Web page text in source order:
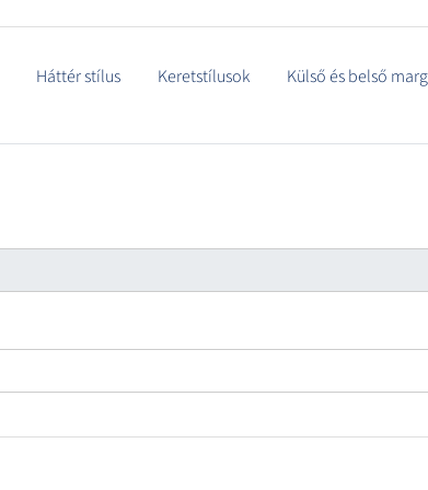
Háttér stílus Keretstílusok
Külső és belső